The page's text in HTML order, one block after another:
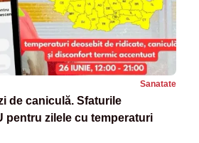
Sanatate
de caniculă. Sfaturile
pentru zilele cu temperaturi